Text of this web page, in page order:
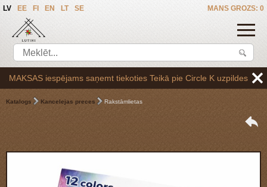
MANS GROZS: 0
LV EE FI EN LT SE
iespējams saņemt tiekoties Teikā pie Circle K uzpildes
Katalogs Kancelejas preces Rakstāmlietas